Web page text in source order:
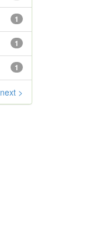
1
1
1
next >